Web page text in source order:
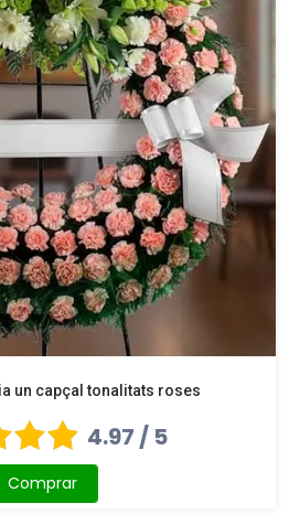
un capçal tonalitats roses
4.97 / 5
Comprar